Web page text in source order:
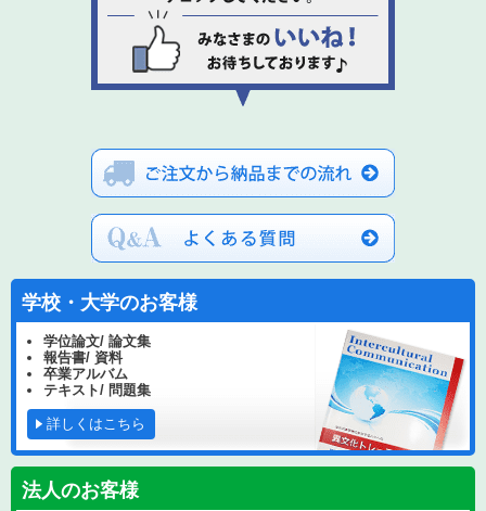
学校・大学のお客様
学位論文/ 論文集
報告書/ 資料
卒業アルバム
テキスト/ 問題集
詳しくはこちら
法人のお客様